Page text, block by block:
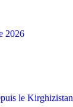
2026
le Kirghizistan